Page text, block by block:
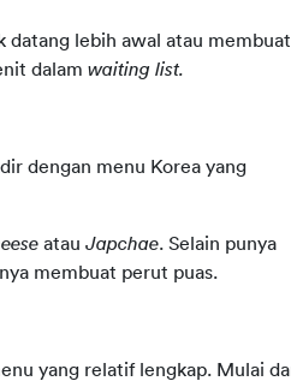
datang lebih awal atau membuat
dalam waiting list.
dengan menu Korea yang
atau Japchae. Selain punya
membuat perut puas.